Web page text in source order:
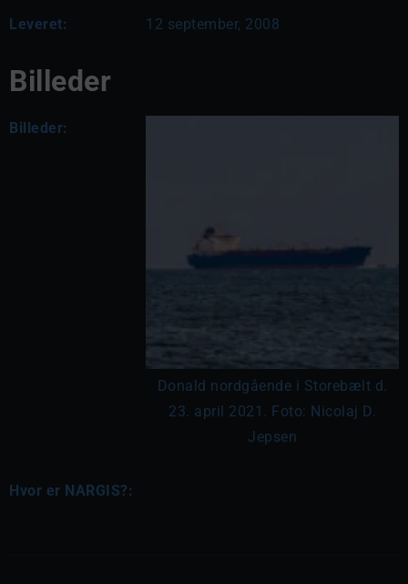
Leveret: 12 september, 2008
Billeder
Billeder:
Donald nordgående i Storebælt d.
23. april 2021. Foto: Nicolaj D.
Jepsen
Hvor er NARGIS?: